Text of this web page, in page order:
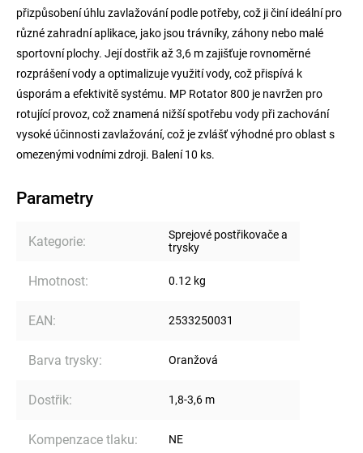
přizpůsobení úhlu zavlažování podle potřeby, což ji činí ideální pro
různé zahradní aplikace, jako jsou trávníky, záhony nebo malé
sportovní plochy. Její dostřik až 3,6 m zajišťuje rovnoměrné
rozprášení vody a optimalizuje využití vody, což přispívá k
úsporám a efektivitě systému. MP Rotator 800 je navržen pro
rotující provoz, což znamená nižší spotřebu vody při zachování
vysoké účinnosti zavlažování, což je zvlášť výhodné pro oblast s
omezenými vodními zdroji. Balení 10 ks.
Parametry
Kategorie:
Sprejové postřikovače a
trysky
Hmotnost: 0.12 kg
EAN: 2533250031
Barva trysky: Oranžová
Dostřik: 1,8-3,6 m
Kompenzace tlaku: NE